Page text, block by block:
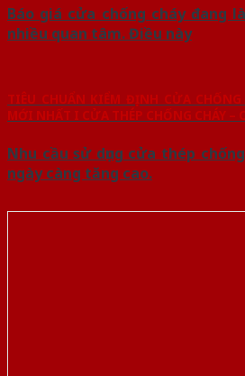
Báo giá cửa chống cháy đang
nhiều quan tâm. Điều này
TIÊU CHUẨN KIỂM ĐỊNH CỬA
MỚI NHẤT I CỬA THÉP CHỐNG CHÁY –
Nhu cầu sử dụng cửa thép
ngày càng tăng cao.